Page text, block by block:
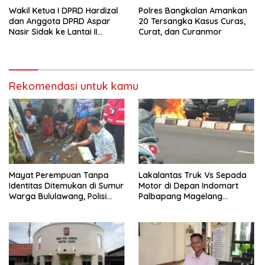
Wakil Ketua I DPRD Hardizal
dan Anggota DPRD Aspar
Nasir Sidak ke Lantai II
Polres Bangkalan Amankan
20 Tersangka Kasus Curas,
Curat, dan Curanmor
Rekomendasi untuk kamu
Mayat Perempuan Tanpa
Identitas Ditemukan di Sumur
Warga Bululawang, Polisi
Lakalantas Truk Vs Sepada
Motor di Depan Indomart
Palbapang Magelang